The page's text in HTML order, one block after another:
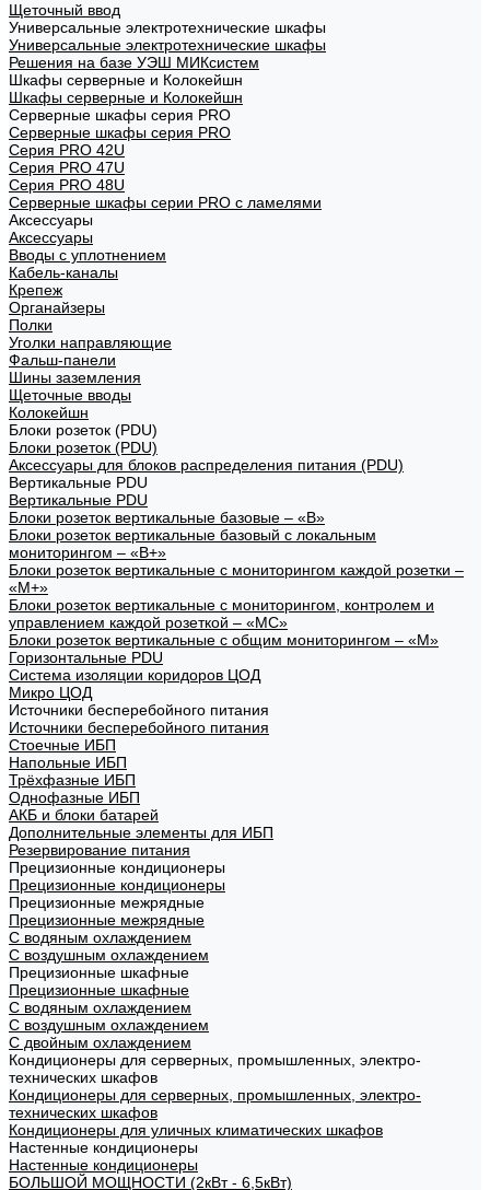
Щеточный ввод
Универсальные электротехнические шкафы
Универсальные электротехнические шкафы
Решения на базе УЭШ МИКсистем
Шкафы серверные и Колокейшн
Шкафы серверные и Колокейшн
Серверные шкафы серия PRO
Серверные шкафы серия PRO
Серия PRO 42U
Серия PRO 47U
Серия PRO 48U
Серверные шкафы серии PRO с ламелями
Аксессуары
Аксессуары
Вводы с уплотнением
Кабель-каналы
Крепеж
Органайзеры
Полки
Уголки направляющие
Фальш-панели
Шины заземления
Щеточные вводы
Колокейшн
Блоки розеток (PDU)
Блоки розеток (PDU)
Аксессуары для блоков распределения питания (PDU)
Вертикальные PDU
Вертикальные PDU
Блоки розеток вертикальные базовые – «В»
Блоки розеток вертикальные базовый с локальным
мониторингом – «В+»
Блоки розеток вертикальные с мониторингом каждой розетки –
«М+»
Блоки розеток вертикальные с мониторингом, контролем и
управлением каждой розеткой – «МС»
Блоки розеток вертикальные с общим мониторингом – «М»
Горизонтальные PDU
Система изоляции коридоров ЦОД
Микро ЦОД
Источники бесперебойного питания
Источники бесперебойного питания
Стоечные ИБП
Напольные ИБП
Трёхфазные ИБП
Однофазные ИБП
АКБ и блоки батарей
Дополнительные элементы для ИБП
Резервирование питания
Прецизионные кондиционеры
Прецизионные кондиционеры
Прецизионные межрядные
Прецизионные межрядные
С водяным охлаждением
С воздушным охлаждением
Прецизионные шкафные
Прецизионные шкафные
С водяным охлаждением
С воздушным охлаждением
С двойным охлаждением
Кондиционеры для серверных, промышленных, электро-
технических шкафов
Кондиционеры для серверных, промышленных, электро-
технических шкафов
Кондиционеры для уличных климатических шкафов
Настенные кондиционеры
Настенные кондиционеры
БОЛЬШОЙ МОЩНОСТИ (2кВт - 6,5кВт)